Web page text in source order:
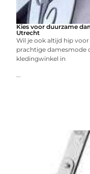
Kies voor duurzame
Utrecht
Wil je ook altijd hip
prachtige damesmode
kledingwinkel in
...